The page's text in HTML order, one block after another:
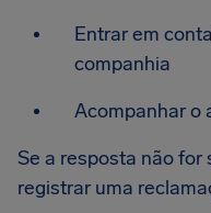
Entrar em
companhia
Acompanhar o
Se a resposta não
registrar uma